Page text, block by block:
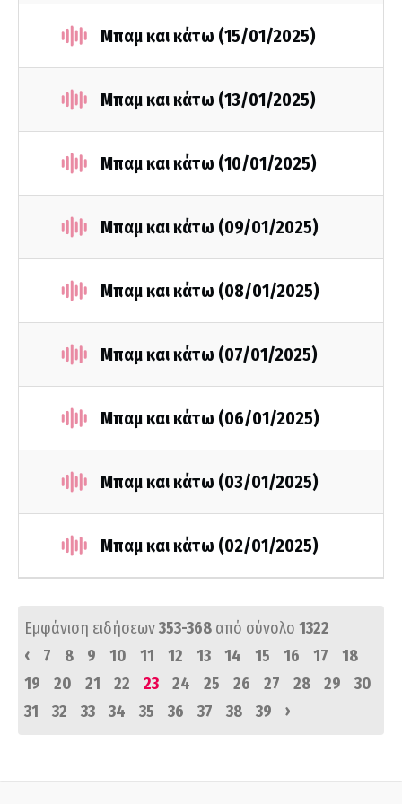
Μπαμ και κάτω (15/01/2025)
Μπαμ και κάτω (13/01/2025)
Μπαμ και κάτω (10/01/2025)
Μπαμ και κάτω (09/01/2025)
Μπαμ και κάτω (08/01/2025)
Μπαμ και κάτω (07/01/2025)
Μπαμ και κάτω (06/01/2025)
Μπαμ και κάτω (03/01/2025)
Μπαμ και κάτω (02/01/2025)
Εμφάνιση ειδήσεων353-368 από σύνολο 1322
‹
7 8 9 10 11 12 13 14 15 16 17
18
19
20 21 22 23 24 25 26 27 28 29
30
31
32 33 34 35 36 37 38 39 ›